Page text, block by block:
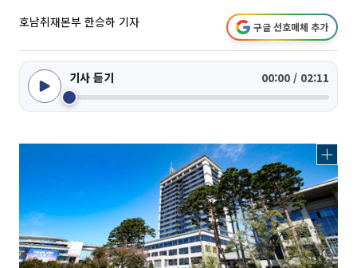
호남취재본부 한승하 기자 구글 선호매체 추가
기사 듣기 00:00 / 02:11